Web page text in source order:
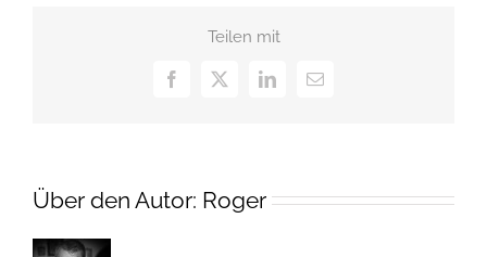
Teilen mit
Facebook
X LinkedIn
E-
Über den Autor: Roger